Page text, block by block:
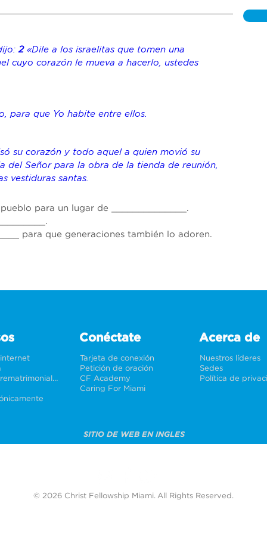
2 «Dile a los israelitas que tomen una
cuyo corazón le mueva a hacerlo, ustedes
para que Yo habite entre ellos.
su corazón y todo aquel a quien movió su
del Señor para la obra de la tienda de reunión,
vestiduras santas.
para un lugar de
.
.
para que generaciones también lo adoren.
Bodas y prematrimoniales
Conéctate
Tarjeta de conexión
Petición de oración
CF Academy
Caring For Miami
Acerca de
Nuestros líderes
Sedes
Política de
SITIO DE WEB EN INGLES
© 2026 Christ Fellowship Miami. All Rights Reserved.